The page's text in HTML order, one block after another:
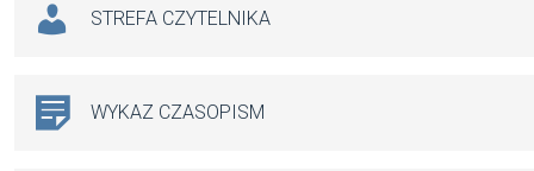
STREFA CZYTELNIKA
WYKAZ CZASOPISM